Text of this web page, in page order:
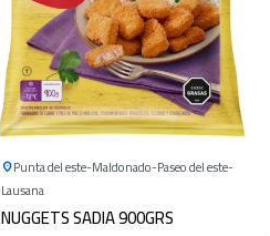
Punta del este Maldonado Paseo del este
Lausana
NUGGETS SADIA 900GRS